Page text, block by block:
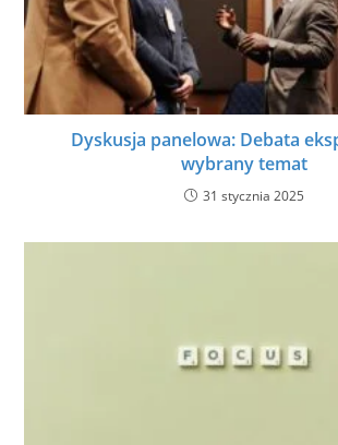
Dyskusja panelowa: Debata
wybrany temat
31 stycznia 2025